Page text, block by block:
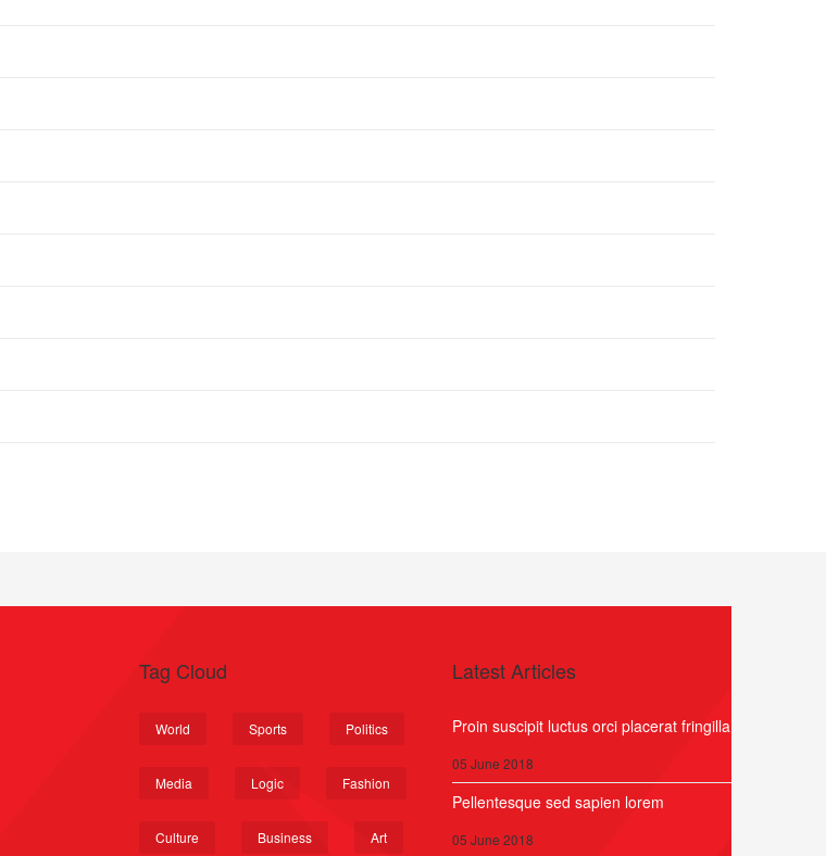
Tag Cloud
World Sports Politics
Media Logic Fashion
Culture Business Art
Latest Articles
Proin suscipit luctus orci placerat fringilla
05 June 2018
Pellentesque sed sapien lorem
05 June 2018